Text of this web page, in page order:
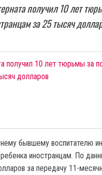
получил 10 лет
за 25 тысяч
получил 10 лет тюрьмы за
долларов
бывшему воспитателю
иностранцам. По
за передачу 11-